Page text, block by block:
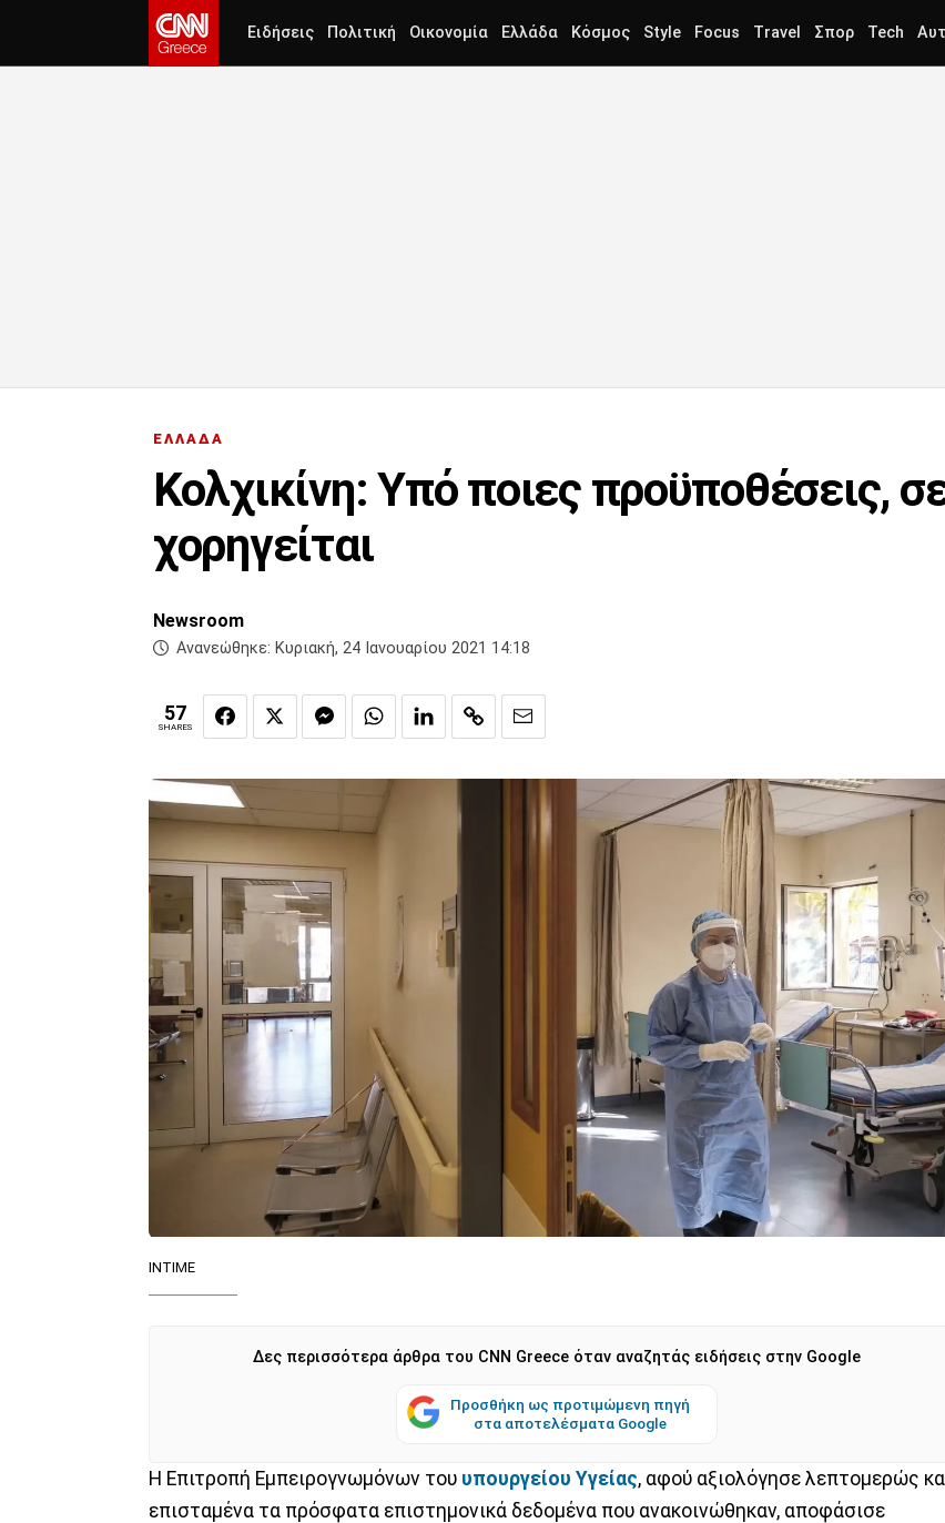
Ειδήσεις Πολιτική Οικονομία Ελλάδα Κόσμος Style Focus Travel Σπορ Tech
ΕΛΛΑΔΑ
Κολχικίνη: Υπό ποιες προϋποθέσεις,
χορηγείται
Newsroom
Ανανεώθηκε: Κυριακή, 24 Ιανουαρίου 2021 14:18
57
SHARES
INTIME
Δες περισσότερα άρθρα του CNN Greece όταν αναζητάς ειδήσεις στην Google
Προσθήκη ως προτιμώμενη πηγή
στα αποτελέσματα Google
Η Επιτροπή Εμπειρογνωμόνων του υπουργείου Υγείας, αφού αξιολόγησε λεπτομερώς
επισταμένα τα πρόσφατα επιστημονικά δεδομένα που ανακοινώθηκαν, αποφάσισε